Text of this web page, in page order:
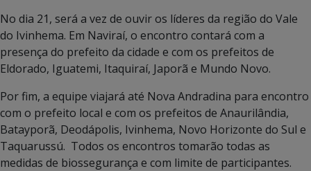
No dia 21, será a vez de ouvir os líderes da região do Vale
do Ivinhema. Em Naviraí, o encontro contará com a
presença do prefeito da cidade e com os prefeitos de
Eldorado, Iguatemi, Itaquiraí, Japorã e Mundo Novo.
Por fim, a equipe viajará até Nova Andradina para encontro
com o prefeito local e com os prefeitos de Anaurilândia,
Batayporã, Deodápolis, Ivinhema, Novo Horizonte do Sul e
Taquarussú. Todos os encontros tomarão todas as
medidas de biossegurança e com limite de participantes.